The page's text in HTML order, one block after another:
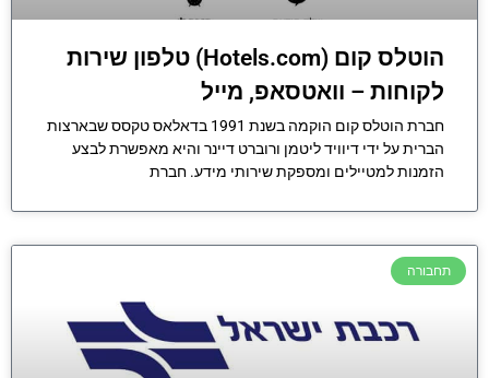
הוטלס קום (Hotels.com) טלפון שירות
לקוחות – וואטסאפ, מייל
חברת הוטלס קום הוקמה בשנת 1991 בדאלאס טקסס שבארצות
הברית על ידי דיוויד ליטמן ורוברט דיינר והיא מאפשרת לבצע
הזמנות למטיילים ומספקת שירותי מידע. חברת
תחבורה